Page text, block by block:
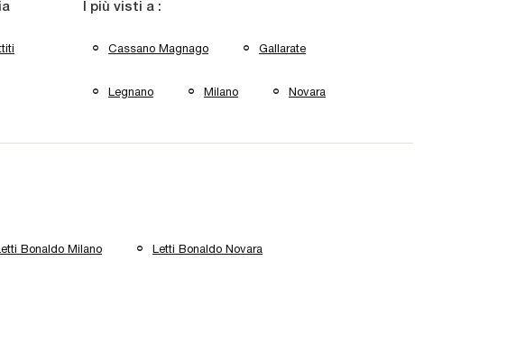
I più visti a :
Cassano Magnago Gallarate
Legnano Milano Novara
Bonaldo Milano Letti Bonaldo Novara